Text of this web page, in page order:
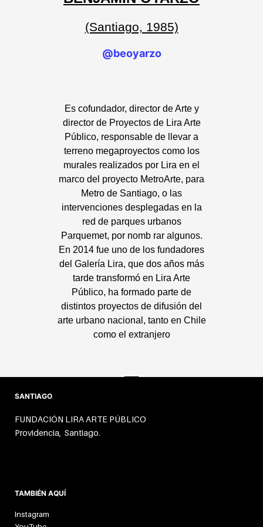
(Santiago, 1985)
@beoyarzo
Es cofundador, director de Arte y
director de Proyectos de Lira Arte
Público, responsable de llevar a
terreno megaproyectos como los
murales realizados por Lira en el
marco del proyecto MetroArte, para
Metro de Santiago, o las
intervenciones desplegadas en la
red de parques urbanos
Parquemet, por nomb rar algunos.
En 2014 fue uno de los fundadores
del Galería Lira, que dos años más
tarde transformó en Lira Arte
Público, ha formado parte de
distintos proyectos de difusión del
arte urbano nacional, tanto en Chile
como el extranjero
SANTIAGO
FUNDACIÓN LIRA ARTE PÚBLICO
Providencia, Santiago.
TAMBIÉN AQUÍ
Instagram